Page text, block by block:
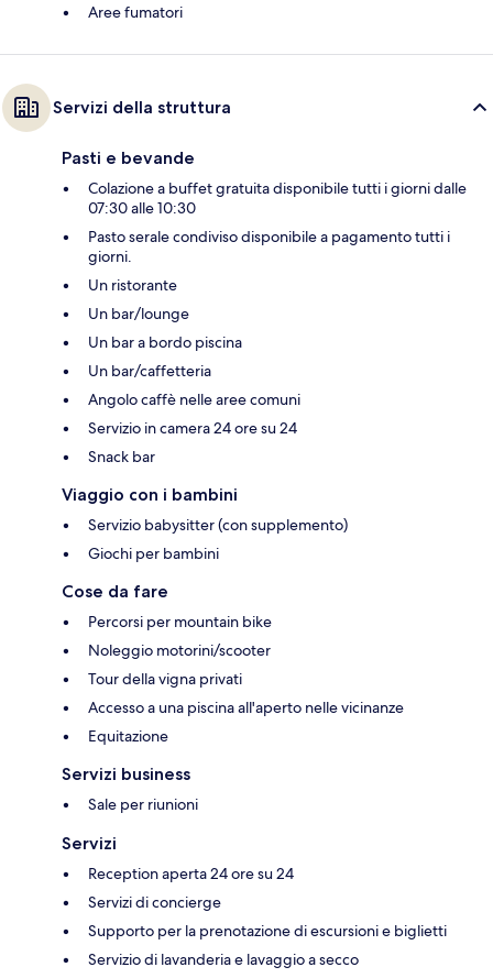
Aree fumatori
Servizi della struttura
Pasti e bevande
Colazione a buffet gratuita disponibile tutti i giorni dalle
07:30 alle 10:30
Pasto serale condiviso disponibile a pagamento tutti i
giorni.
Un ristorante
Un bar/lounge
Un bar a bordo piscina
Un bar/caffetteria
Angolo caffè nelle aree comuni
Servizio in camera 24 ore su 24
Snack bar
Viaggio con i bambini
Servizio babysitter (con supplemento)
Giochi per bambini
Cose da fare
Percorsi per mountain bike
Noleggio motorini/scooter
Tour della vigna privati
Accesso a una piscina all'aperto nelle vicinanze
Equitazione
Servizi business
Sale per riunioni
Servizi
Reception aperta 24 ore su 24
Servizi di concierge
Supporto per la prenotazione di escursioni e biglietti
Servizio di lavanderia e lavaggio a secco